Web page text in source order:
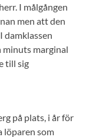
I målgången
men att den
damklassen
minuts marginal
till sig
på plats, i år för
löparen som